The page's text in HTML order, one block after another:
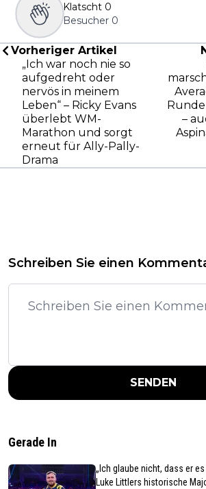
Klatscht 0
Besucher 0
Vorheriger Artikel
„Ich war noch nie so
aufgedreht oder
nervös in meinem
Leben“ – Ricky Evans
überlebt WM-
Marathon und sorgt
erneut für Ally-Pally-
Drama
–
Schreiben Sie einen
SENDEN
Gerade In
„Ich glaube nicht, dass er
Luke Littlers historische